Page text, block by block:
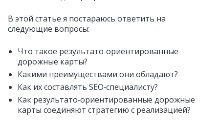
В этой статье я постараюсь ответить на
следующие вопросы:
Что такое результато‑ориентированные
дорожные карты?
Какими преимуществами они обладают?
Как их составлять SEO‑специалисту?
Как результато‑ориентированные дорожные
карты соединяют стратегию с реализацией?